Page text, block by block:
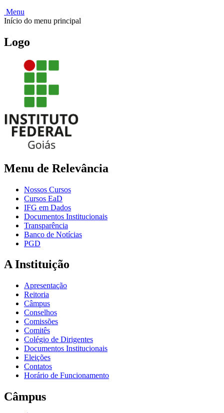
Menu
Início do menu principal
Logo
Menu de Relevância
Nossos Cursos
Cursos EaD
IFG em Dados
Documentos Institucionais
Transparência
Banco de Notícias
PGD
A Instituição
Apresentação
Reitoria
Câmpus
Conselhos
Comissões
Comitês
Colégio de Dirigentes
Documentos Institucionais
Eleições
Contatos
Horário de Funcionamento
Câmpus